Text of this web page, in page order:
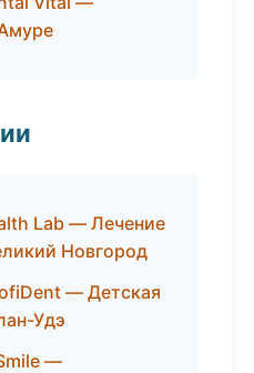
Lab — Лечение
Новгород
— Детская
Удэ
—